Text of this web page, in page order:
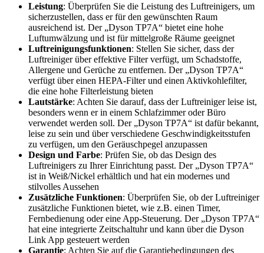
Leistung: Überprüfen Sie die Leistung des Luftreinigers, um
sicherzustellen, dass er für den gewünschten Raum
ausreichend ist. Der „Dyson TP7A“ bietet eine hohe
Luftumwälzung und ist für mittelgroße Räume geeignet
Luftreinigungsfunktionen: Stellen Sie sicher, dass der
Luftreiniger über effektive Filter verfügt, um Schadstoffe,
Allergene und Gerüche zu entfernen. Der „Dyson TP7A“
verfügt über einen HEPA-Filter und einen Aktivkohlefilter,
die eine hohe Filterleistung bieten
Lautstärke: Achten Sie darauf, dass der Luftreiniger leise ist,
besonders wenn er in einem Schlafzimmer oder Büro
verwendet werden soll. Der „Dyson TP7A“ ist dafür bekannt,
leise zu sein und über verschiedene Geschwindigkeitsstufen
zu verfügen, um den Geräuschpegel anzupassen
Design und Farbe: Prüfen Sie, ob das Design des
Luftreinigers zu Ihrer Einrichtung passt. Der „Dyson TP7A“
ist in Weiß/Nickel erhältlich und hat ein modernes und
stilvolles Aussehen
Zusätzliche Funktionen: Überprüfen Sie, ob der Luftreiniger
zusätzliche Funktionen bietet, wie z.B. einen Timer,
Fernbedienung oder eine App-Steuerung. Der „Dyson TP7A“
hat eine integrierte Zeitschaltuhr und kann über die Dyson
Link App gesteuert werden
Garantie: Achten Sie auf die Garantiebedingungen des